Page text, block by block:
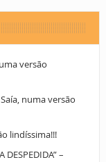
versão
numa versão
lindíssima!!!
DESPEDIDA” –